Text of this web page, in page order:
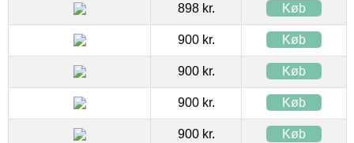
898 kr. Køb
900 kr. Køb
900 kr. Køb
900 kr. Køb
900 kr. Køb